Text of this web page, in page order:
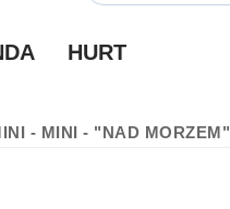
HURT
- MINI - "NAD MORZEM"